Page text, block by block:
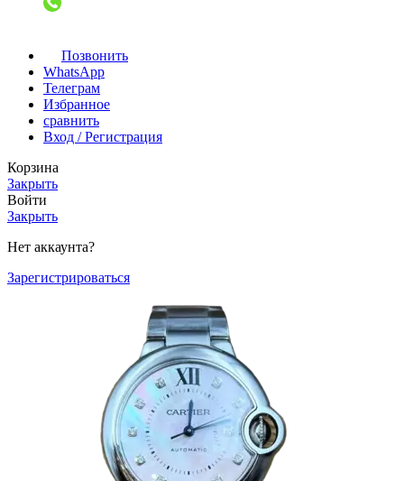
Позвонить
WhatsApp
Телеграм
Избранное
сравнить
Вход / Регистрация
Корзина
Закрыть
Войти
Закрыть
Нет аккаунта?
Зарегистрироваться